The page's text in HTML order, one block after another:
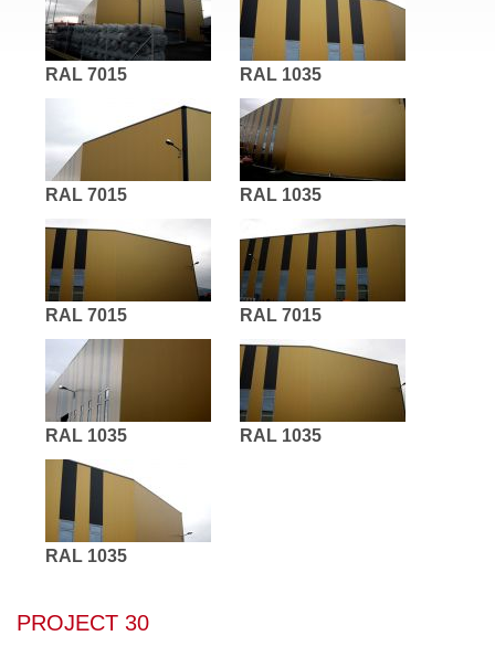
RAL 7015 RAL 1035
RAL 7015 RAL 1035
RAL 7015 RAL 7015
RAL 1035 RAL 1035
RAL 1035
PROJECT 30